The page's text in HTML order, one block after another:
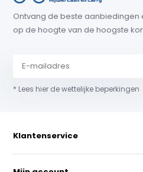
Ontvang de beste aanbiedingen
op de hoogte van de hoogste
* Lees hier de wettelijke beperkingen
Klantenservice